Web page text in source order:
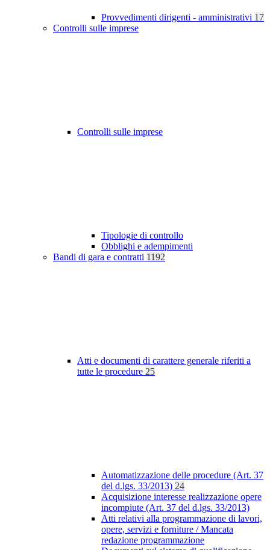
Provvedimenti dirigenti - amministrativi 17
Controlli sulle imprese
Controlli sulle imprese
Tipologie di controllo
Obblighi e adempimenti
Bandi di gara e contratti 1192
Atti e documenti di carattere generale riferiti a
tutte le procedure 25
Automatizzazione delle procedure (Art. 37
del d.lgs. 33/2013) 24
Acquisizione interesse realizzazione opere
incompiute (Art. 37 del d.lgs. 33/2013)
Atti relativi alla programmazione di lavori,
opere, servizi e forniture / Mancata
redazione programmazione